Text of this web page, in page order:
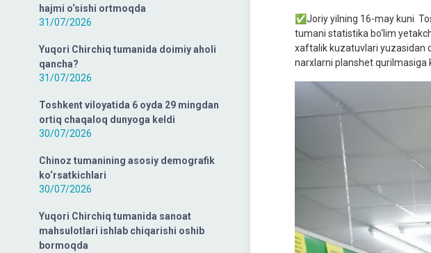
hajmi o‘sishi ortmoqda
31/07/2026
Yuqori Chirchiq tumanida doimiy aholi
qancha?
31/07/2026
Toshkent viloyatida 6 oyda 29 mingdan
ortiq chaqaloq dunyoga keldi
30/07/2026
Chinoz tumanining asosiy demografik
ko‘rsatkichlari
30/07/2026
Yuqori Chirchiq tumanida sanoat
mahsulotlari ishlab chiqarishi oshib
bormoqda
✅Joriy yilning 16-may kuni
tumani statistika bo‘lim
xaftalik kuzatuvlari yuzasidan
narxlarni planshet qurilmasiga